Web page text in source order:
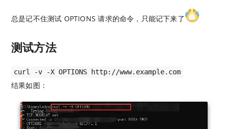
总是记不住测试 OPTIONS 请求的命令，只能记下来了
测试方法
curl -v -X OPTIONS http://www.example.com
结果如图：